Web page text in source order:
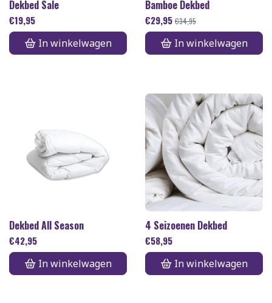
Dekbed Sale
€19,95
In winkelwagen
Bamboe Dekbed
€29,95 €34,95
In winkelwagen
Dekbed All Season
€42,95
In winkelwagen
4 Seizoenen Dekbed
€58,95
In winkelwagen